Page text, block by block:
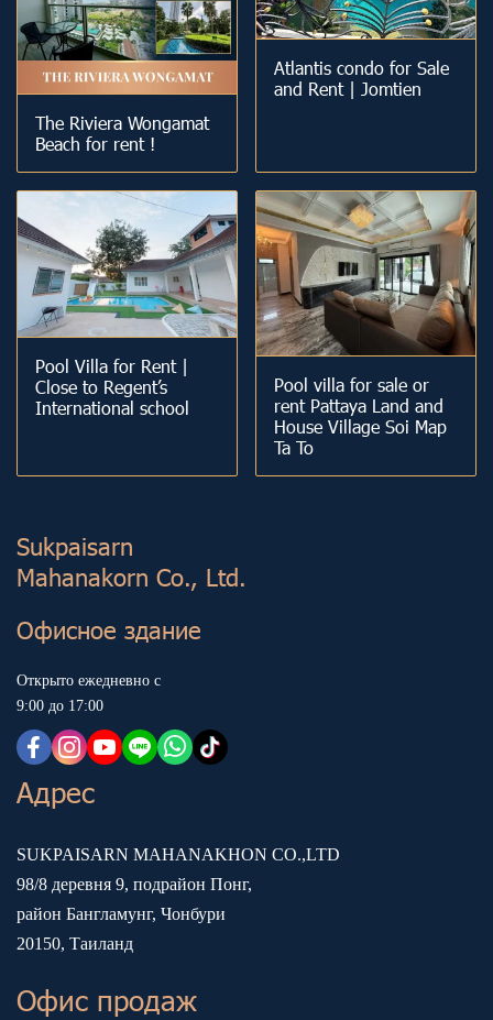
The Riviera Wongamat
Beach for rent !
Atlantis condo for Sale
and Rent | Jomtien
Pool Villa for Rent |
Close to Regent’s
International school
Pool villa for sale or
rent Pattaya Land and
House Village Soi Map
Ta To
Sukp aisarn
Mahanakorn Co., Ltd.
Офисное здание
Открыто ежедневно с
9:00 до 17:00
Адрес
SUKPAISARN MAHANAKHON CO.,LTD
98/8 деревня 9, подрайон Понг,
район Бангламунг, Чонбури
20150, Таиланд
Офис продаж